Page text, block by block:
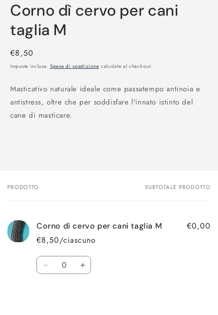
multimediali
1
finestra
modale
Corno dì cervo per cani
taglia M
Prezzo
di
€8,50
Imposte incluse. Spese di spedizione calcolate al check-out.
Masticativo naturale ideale come passatempo antinoia e
antistress, oltre che per soddisfare l'innato istinto del
cane di masticare.
Il
PRODOTTO SUBTOTALE PRODOTTO
Corno dì cervo per cani taglia M
€8,50/ciascuno
€0,00
Quantità
DiminuisciAumenta